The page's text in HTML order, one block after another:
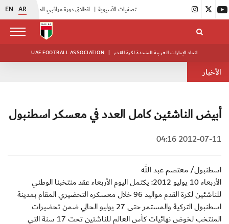
EN AR انطلاق دورة مراقبي المباريات المستجدين | أبيض الشباب يُكثف استعداداته للتصفيات الآسيوية |
UAE FOOTBALL ASSOCIATION | اتحاد الإمارات العربية المتحدة لكرة القدم
الأخبار
أبيض الناشئين كامل العدد في معسكر اسطنبول
2012-07-11 04:16
اسطنبول/ معتصم عبد الله
الأربعاء 10 يوليو 2012: يكتمل اليوم الأربعاء عقد منتخبنا الوطني
للناشئين لكرة القدم مواليد 96 خلال معسكره التحضيري المقام بمدينة
اسطنبول التركية والمستمر حتى 27 يوليو الحالي ضمن تحضيرات
المنتخب لخوض نهائيات كأس العالم للناشئين تحت 17 سنة التي